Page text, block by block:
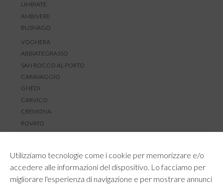
Utilizziamo tecnologie come i cookie per memorizzare e/o
accedere alle informazioni del dispositivo. Lo facciamo per
migliorare l'esperienza di navigazione e per mostrare annunci
LIMBIATE
AMBIVERE
BUSNAGO
VOGHERA
ABBIATEGRASSO
SAN ROCCO AL PORTO
CARAVAGGIO
GHEDI
CARVICO
CREMONA
ROVATO